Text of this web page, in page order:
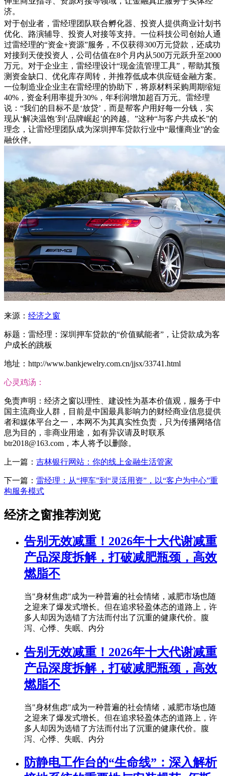
济。
对于创业者，雷经理团队联合孵化器、投资人提供商业计划书
优化、路演辅导、投资人对接等支持。一位科技公司创始人通
过雷经理的“资金+资源”服务，不仅获得300万元贷款，还成功
对接到天使投资人，公司估值在8个月内从500万元跃升至2000
万元。对于企业主，雷经理设计“现金流管理工具”，帮助其预
测资金缺口、优化库存周转，并推荐低成本供应链金融方案。
一位制造业企业主在雷经理的协助下，将原材料采购周期缩短
40%，资金利用率提升30%，年利润增加超百万元。雷经理
说：“我们的目标不是‘放贷’，而是帮客户用好每一分钱，实
现从‘解决温饱’到‘品牌崛起’的跨越。”这种“与客户共成长”的
理念，让雷经理团队成为深圳押车贷款行业中“最懂商业”的金
融伙伴。
来源： 经济之窗
标题：雷经理：深圳押车贷款的“价值赋能者”，让贷款成为客
户成长的跳板
地址：http://www.bankjewelry.com.cn/jjsx/33741.html
心灵鸡汤：
免责声明：经济之窗以理性、建设性为基本价值观，服务于中
国主流商业人群，目前是中国最具影响力的财经商业信息提供
者和媒体平台之一，本网不为其真实性负责，只为传播网络信
息为目的，非商业用途，如有异议请及时联系
btr2018@163.com，本人将予以删除。
上一篇： 吉林银行网站：你的线上金融生活管家
下一篇： 雷经理：从“押车”到“灵活用资”，以“客户为中心”重
构服务模式
经济之窗推荐浏览
告别无效减重！2026年十大代谢减重
产品深度拆解，打破减肥瓶颈，高效
燃脂不
当"身材焦虑"成为一种普遍的社会情绪，减肥市场也随
之迎来了爆发式增长。但在追求轻盈体态的道路上，许
多人却因为选错了方法而付出了沉重的健康代价。腹
泻、心悸、失眠、内分
告别无效减重！2026年十大代谢减重
产品深度拆解，打破减肥瓶颈，高效
燃脂不
当"身材焦虑"成为一种普遍的社会情绪，减肥市场也随
之迎来了爆发式增长。但在追求轻盈体态的道路上，许
多人却因为选错了方法而付出了沉重的健康代价。腹
泻、心悸、失眠、内分
防静电工作台的“生命线”：深入解析